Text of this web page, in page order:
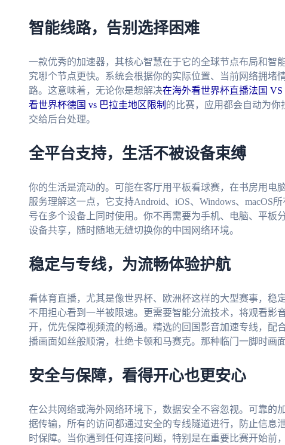
智能线路，告别选择困难
一款优秀的加速器，其核心智慧在于它的全球节点布局和智
究哪个节点更快。系统会根据你的实际位置、当前网络拥堵
路。这意味着，无论你是想解决在海外看世界杯直播法国 VS
看世界杯德国 vs 巴拉圭地区限制 的比赛，应用都会自动为
交给后台处理。
全平台支持，生活不被设备束缚
你的生活是流动的。可能在客厅用平板看球赛，在书房用电
服务理解这一点，它支持Android、iOS、Windows、macOS
号在多个设备上同时使用。你不再需要为手机、电脑、平板
设备共享，随时随地无缝切换你的中国网络环境。
稳定与专线，为流畅体验护航
看体育直播，尤其是像世界杯、欧洲杯这样的大型赛事，稳
不用担心看到一半被限速。更需要智能分流技术，将观看影
开，优先保障视频流的畅通。精选的回国影音加速专线，配
播画面如丝般顺滑，杜绝卡顿和马赛克。那种临门一脚时画
安全与保障，看得开心也更安心
在公共网络或海外网络环境下，数据安全不容忽视。可靠的
据传输，所有的访问都通过安全的专线隧道进行，防止信息
时保障。当你遇到任何连接问题，特别是在重要比赛开始前